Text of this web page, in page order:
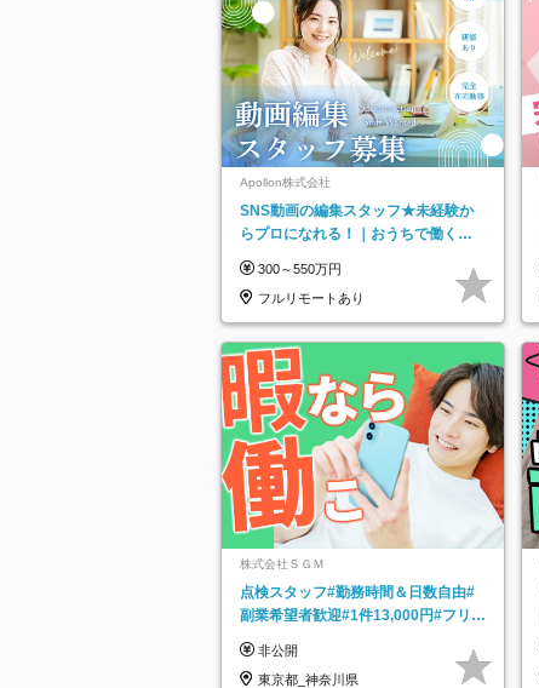
Apollon株式会社
SNS動画の編集スタッフ★未経験か
らプロになれる！｜おうちで働くフ
300～550万円
フルリモートあり
株式会社ＳＧＭ
点検スタッフ#勤務時間＆日数自由#
副業希望者歓迎#1件13,000円#フリー
非公開
東京都_神奈川県